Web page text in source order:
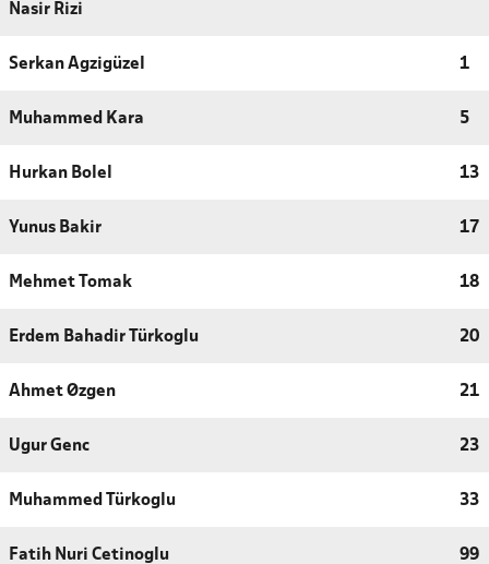
Nasir Rizi
Serkan Agzigüzel 1
Muhammed Kara 5
Hurkan Bolel 13
Yunus Bakir 17
Mehmet Tomak 18
Erdem Bahadir Türkoglu 20
Ahmet Øzgen 21
Ugur Genc 23
Muhammed Türkoglu 33
Fatih Nuri Cetinoglu 99